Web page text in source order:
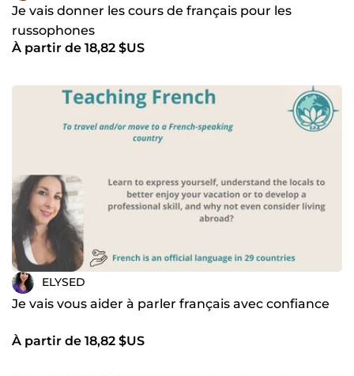
Je vais donner les cours de français pour les
russophones
À partir de 18,82 $US
ELYSED
Je vais vous aider à parler français avec confiance
À partir de 18,82 $US